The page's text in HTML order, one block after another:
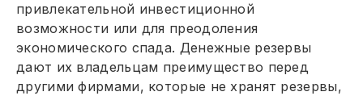
привлекательной инвестиционной
возможности или для преодоления
экономического спада. Денежные резервы
дают их владельцам преимущество перед
другими фирмами, которые не хранят резервы,